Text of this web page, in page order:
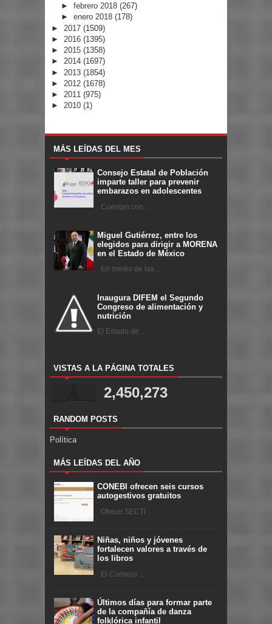
► febrero 2018 (267)
► enero 2018 (178)
► 2017 (1509)
► 2016 (1395)
► 2015 (1358)
► 2014 (1697)
► 2013 (1854)
► 2012 (1678)
► 2011 (975)
► 2010 (1)
MÁS LEÍDAS DEL MES
Consejo Estatal de Población
imparte taller para prevenir
embarazos en adolescentes
Cuentan con ...
Miguel Gutiérrez, entre los
elegidos para dirigir a MORENA
en el Estado de México
En medio de las ...
Inaugura DIFEM el Segundo
Congreso de alimentación y
nutrición
El Estado de ...
VISTAS A LA PÁGINA TOTALES
2,450,273
RANDOM POSTS
Política
MÁS LEÍDAS DEL AÑO
CONEBI ofrecen seis cursos
autogestivos gratuitos
Ofrece SECTI ...
Niñas, niños y jóvenes
fortalecen valores a través de
los libros
El Consejo ...
Últimos días para formar parte
de la compañía de danza
folklórica infantil